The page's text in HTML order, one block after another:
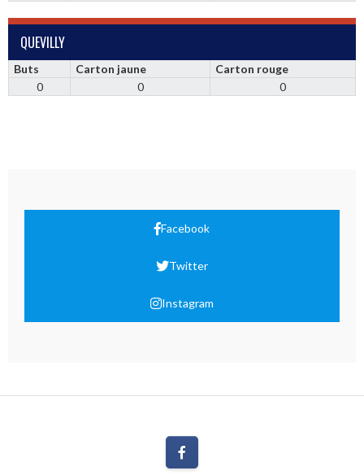
QUEVILLY
Buts Carton jaune
Carton rouge
0
0 0
Facebook
Twitter
Instagram